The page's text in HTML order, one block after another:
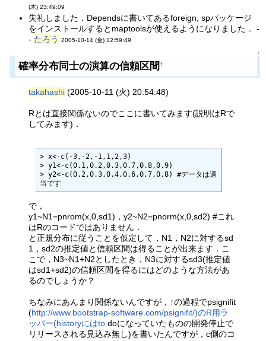
(木) 23:49:09
失礼しました．Dependsに書いてあるforeign, spパッケージ
をインストールするとmaptoolsが使えるようになりました． -
- たろう 2005-10-14 (金) 12:59:49
↑
確率分布同士の演算の信頼区間†
takahashi (2005-10-11 (火) 20:54:48)
Rとは直接関係ないのでここに書いてみます(説明はRで
してみます)．
> x<-c(-3,-2,-1,1,2,3)
> y1<-c(0.1,0.2,0.3,0.7,0.8,0.9)
> y2<-c(0.2,0.3,0.4,0.6,0.7,0.8) #データは適
当です
で，
y1~N1=pnrom(x,0,sd1)，y2~N2=pnorm(x,0,sd2) #これ
はRのコードではありません．
と正規分布に従うことを仮定して，N1，N2に対するsd
1，sd2の推定値と信頼区間は得ることが出来ます．こ
こで，N3~N1+N2としたとき，N3に対するsd3(推定値
はsd1+sd2)の信頼区間を得るにはどのような方法があ
るのでしょうか？
ちなみにあんまり関係ないんですが，↑の過程でpsignifit
(http://www.bootstrap-software.com/psignifit/)のR用ラ
ッパー(historyにはto doになっていたものの開発停止で
リリースされる見込み無し)を書いたんですが，c側のコ